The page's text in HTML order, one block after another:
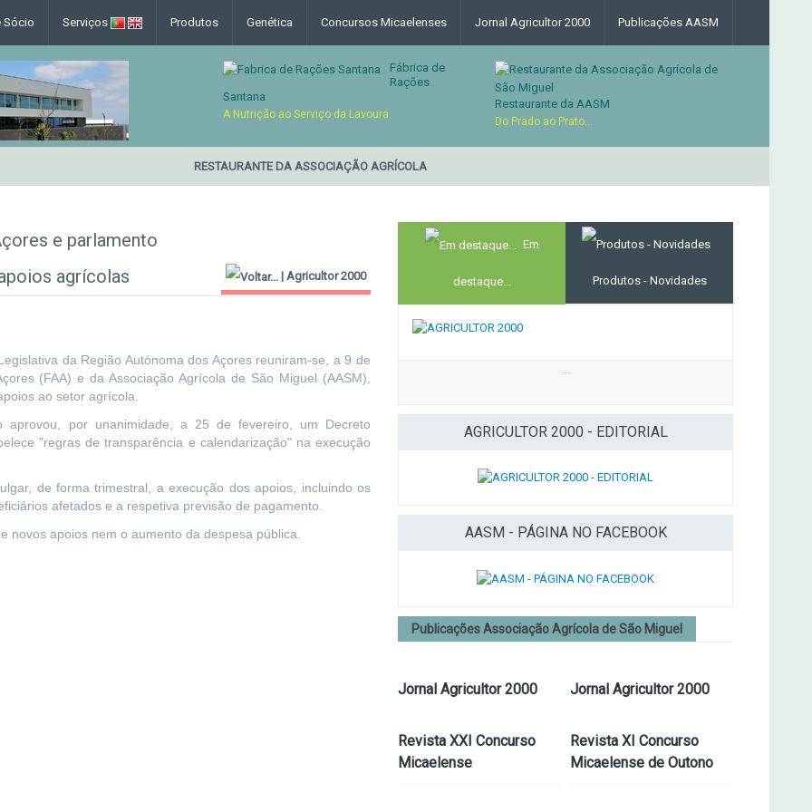
Sócio Serviços Produtos Genética Concursos Micaelenses Jornal Agricultor 2000 Publicações AASM
Fábrica de
Rações
Santana
A Nutrição ao Serviço da Lavoura
Restaurante da AASM
Do Prado ao Prato...
RESTAURANTE DA ASSOCIAÇÃO AGRÍCOLA
e parlamento
agrícolas
| Agricultor 2000
da Região Autónoma dos Açores reuniram-se, a 9 de
(FAA) e da Associação Agrícola de São Miguel (AASM),
ao setor agrícola.
aprovou, por unanimidade, a 25 de fevereiro, um Decreto
"regras de transparência e calendarização" na execução
de forma trimestral, a execução dos apoios, incluindo os
afetados e a respetiva previsão de pagamento.
novos apoios nem o aumento da despesa pública.
Em
destaque... Produtos - Novidades
AGRICULTOR 2000 - EDITORIAL
AASM - PÁGINA NO FACEBOOK
Publicações Associação Agrícola de São Miguel
Jornal Agricultor 2000 Jornal Agricultor 2000
Revista XXI Concurso
Micaelense
Revista XI Concurso
Micaelense de Outono